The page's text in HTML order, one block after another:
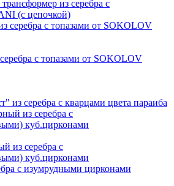
из серебра с
(с цепочкой)
с топазами от SOKOLOV
из серебра с кварцами цвета параиба
из серебра с
куб.цирконами